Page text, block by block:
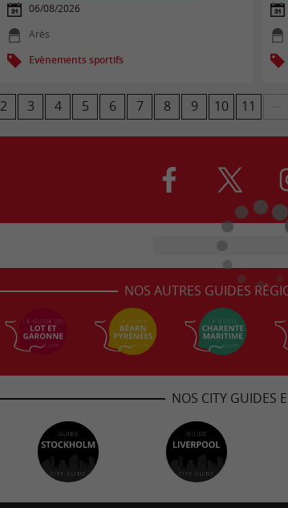
06/08/2026
Arès
Evènements sportifs
2 3 4 5 6 7 8 9 10 11
NOS AUTRES GUIDES
NOS CITY GUIDES